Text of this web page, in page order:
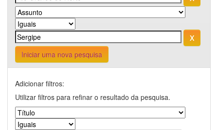
Iniciar uma nova pesquisa
Adicionar filtros:
Utilizar filtros para refinar o resultado da pesquisa.